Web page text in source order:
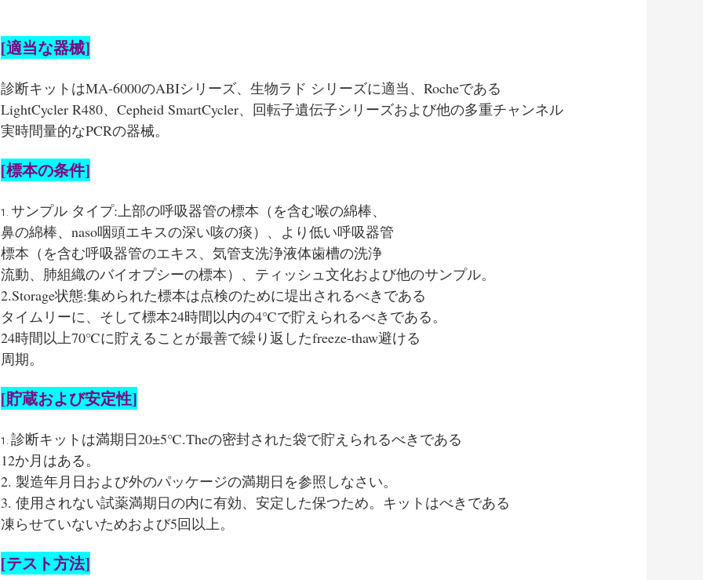
[適当な器械]
診断キットはMA-6000のABIシリーズ、生物ラド シリーズに適当、Rocheである
LightCycler R480、Cepheid SmartCycler、回転子遺伝子シリーズおよび他の多重チャンネル
実時間量的なPCRの器械。
[標本の条件]
1. サンプル タイプ:上部の呼吸器管の標本（を含む喉の綿棒、
鼻の綿棒、naso咽頭エキスの深い咳の痰）、より低い呼吸器管
標本（を含む呼吸器管のエキス、気管支洗浄液体歯槽の洗浄
流動、肺組織のバイオプシーの標本）、ティッシュ文化および他のサンプル。
2.Storage状態:集められた標本は点検のために堤出されるべきである
タイムリーに、そして標本24時間以内の4℃で貯えられるべきである。
24時間以上70℃に貯えることが最善で繰り返したfreeze-thaw避ける
周期。
[貯蔵および安定性]
1. 診断キットは満期日20±5℃.Theの密封された袋で貯えられるべきである
12か月はある。
2. 製造年月日および外のパッケージの満期日を参照しなさい。
3. 使用されない試薬満期日の内に有効、安定した保つため。キットはべきである
凍らせていないためおよび5回以上。
[テスト方法]